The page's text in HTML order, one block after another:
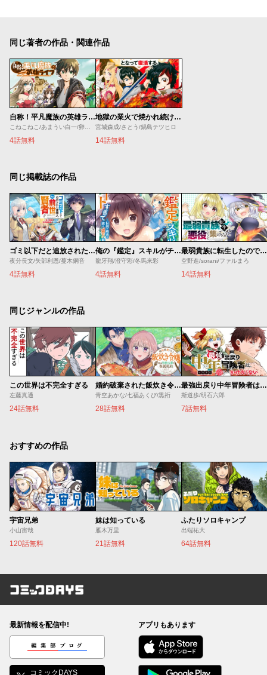
同じ著者の作品・関連作品
自称！平凡魔族の英雄ライフ
4話無料
地獄の業火で焼かれ続けた少年。最強の炎使いとなって復活する
宮城森成/さとう/鍋島テツヒロ
14話無料
同じ掲載誌の作品
ゴミ以下だと追放された使用人、実は前世賢者です ～史上最強の賢者、世界最高峰の学園に通う～
夜分長文/矢部利恩/蔓木鋼音
4話無料
俺の『鑑定』スキルがチートすぎて
龍牙翔/澄守彩/冬馬来彩
4話無料
最弱貴族に転生したので悪役たちを集めてみた
空野進/sorani/ファルまろ
14話無料
同じジャンルの作品
この世界は不完全すぎる
左藤真通
24話無料
婚約破棄された飯炊き令嬢の私は冷酷公爵と専属契約しました～ですが胃袋を掴んだ結果、冷たかった公爵様がどんどん優しくなっています～
青空あかな/七福あくび/黒裄
28話無料
最強出戻り中年冒険者は、今さら命なんてかけたくない
斯道歩/明石六郎
7話無料
おすすめの作品
宇宙兄弟
小山宙哉
120話無料
妹は知っている
雁木万里
21話無料
ふたりソロキャンプ
出端祐大
64話無料
コミックDAYS
最新情報を配信中!
編集部ブログ
コミックDAYS
アプリもあります